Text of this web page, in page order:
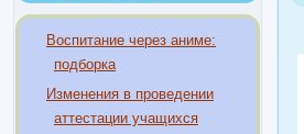
Воспитание через аниме:
подборка
Изменения в проведении
аттестации учащихся